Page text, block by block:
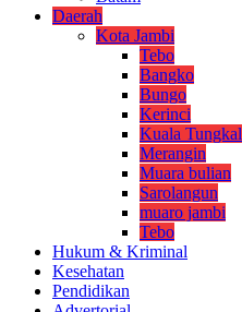
Daerah
Kota Jambi
Tebo
Bangko
Bungo
Kerinci
Kuala Tungkal
Merangin
Muara bulian
Sarolangun
muaro jambi
Tebo
Hukum & Kriminal
Kesehatan
Pendidikan